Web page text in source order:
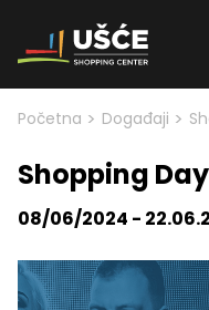
Skip to content
Početna > Događaji >
Shopping
08/06/2024 -